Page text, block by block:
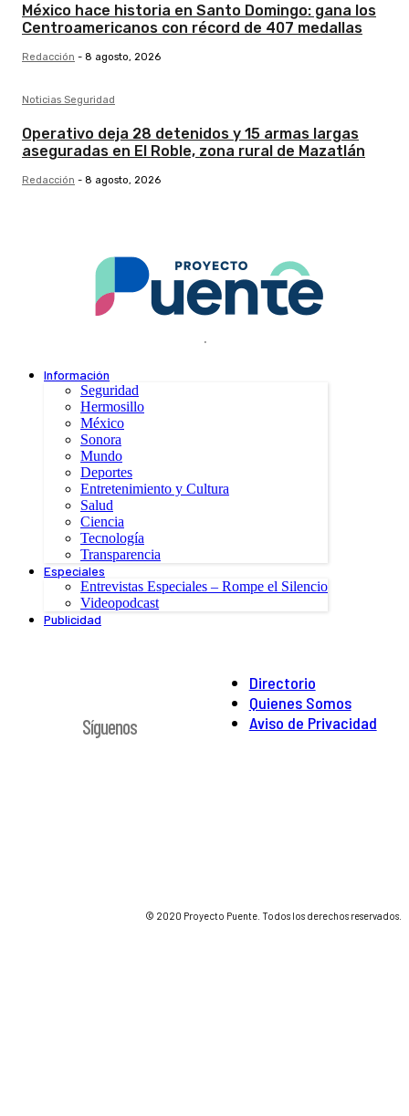
México hace historia en Santo Domingo: gana los
Centroamericanos con récord de 407 medallas
Redacción - 8 agosto, 2026
Noticias Seguridad
Operativo deja 28 detenidos y 15 armas largas
aseguradas en El Roble, zona rural de Mazatlán
Redacción - 8 agosto, 2026
.
Información
Seguridad
Hermosillo
México
Sonora
Mundo
Deportes
Entretenimiento y Cultura
Salud
Ciencia
Tecnología
Transparencia
Especiales
Entrevistas Especiales – Rompe el Silencio
Videopodcast
Publicidad
Directorio
Quienes Somos
Aviso de Privacidad
Síguenos
© 2020 Proyecto Puente. Todos los derechos reservados.